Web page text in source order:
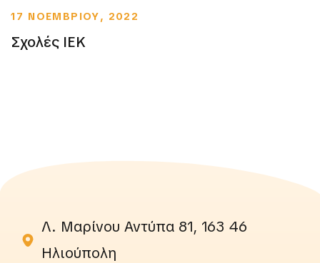
17 ΝΟΕΜΒΡΙΟΥ, 2022
Σχολές ΙΕΚ
Λ. Μαρίνου Αντύπα 81, 163 46
Ηλιούπολη